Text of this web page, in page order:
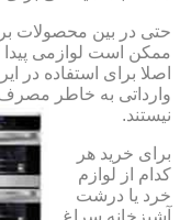
حتی در بین محصولات
ممکن است لوازمی پیدا
اصلا برای استفاده در
وارداتی به خاطر مصرف
نیستند.
برای خرید هر
کدام از لوازم
خرد یا درشت